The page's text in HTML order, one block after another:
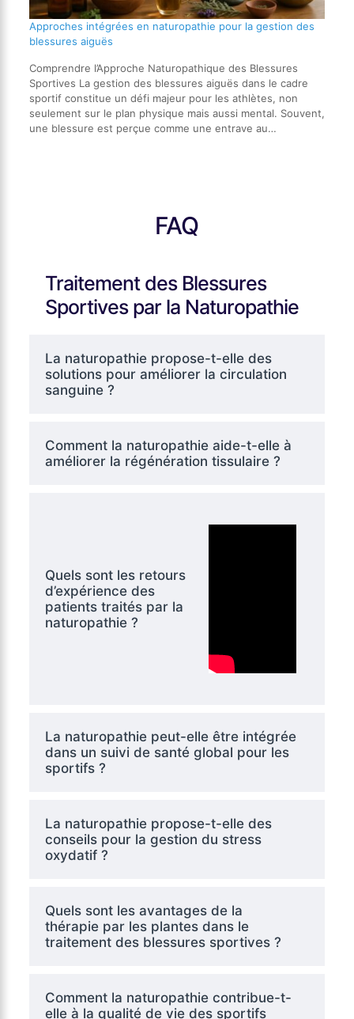
Approches intégrées en naturopathie pour la gestion des
blessures aiguës
Comprendre l’Approche Naturopathique des Blessures
Sportives La gestion des blessures aiguës dans le cadre
sportif constitue un défi majeur pour les athlètes, non
seulement sur le plan physique mais aussi mental. Souvent,
une blessure est perçue comme une entrave au…
FAQ
Traitement des Blessures
Sportives par la Naturopathie
La naturopathie propose-t-elle des
solutions pour améliorer la circulation
sanguine ?
Comment la naturopathie aide-t-elle à
améliorer la régénération tissulaire ?
Quels sont les retours
d’expérience des
patients traités par la
naturopathie ?
La naturopathie peut-elle être intégrée
dans un suivi de santé global pour les
sportifs ?
La naturopathie propose-t-elle des
conseils pour la gestion du stress
oxydatif ?
Quels sont les avantages de la
thérapie par les plantes dans le
traitement des blessures sportives ?
Comment la naturopathie contribue-t-
elle à la qualité de vie des sportifs